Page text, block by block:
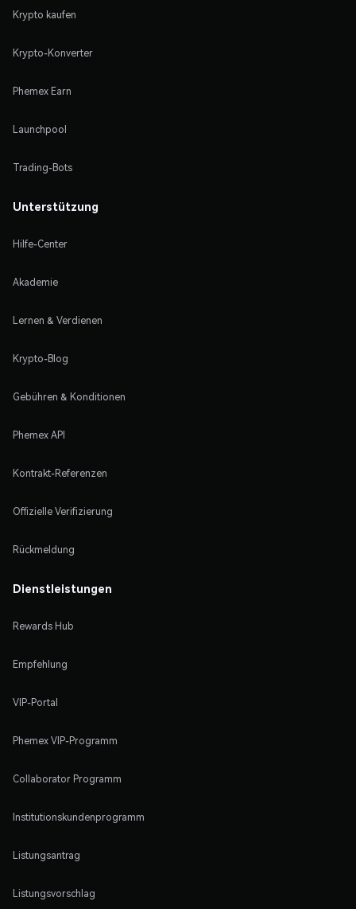
Krypto kaufen
Krypto-Konverter
Phemex Earn
Launchpool
Trading-Bots
Unterstützung
Hilfe-Center
Akademie
Lernen & Verdienen
Krypto-Blog
Gebühren & Konditionen
Phemex API
Kontrakt-Referenzen
Offizielle Verifizierung
Rückmeldung
Dienstleistungen
Rewards Hub
Empfehlung
VIP-Portal
Phemex VIP-Programm
Collaborator Programm
Institutionskundenprogramm
Listungsantrag
Listungsvorschlag